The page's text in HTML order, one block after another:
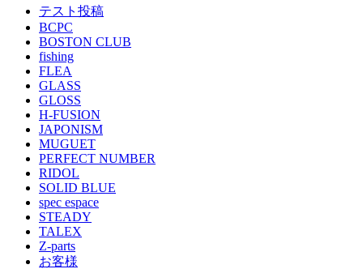
テスト投稿
BCPC
BOSTON CLUB
fishing
FLEA
GLASS
GLOSS
H-FUSION
JAPONISM
MUGUET
PERFECT NUMBER
RIDOL
SOLID BLUE
spec espace
STEADY
TALEX
Z-parts
お客様